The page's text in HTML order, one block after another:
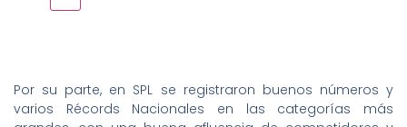
Por su parte, en SPL se registraron buenos números y
varios Récords Nacionales en las categorías más